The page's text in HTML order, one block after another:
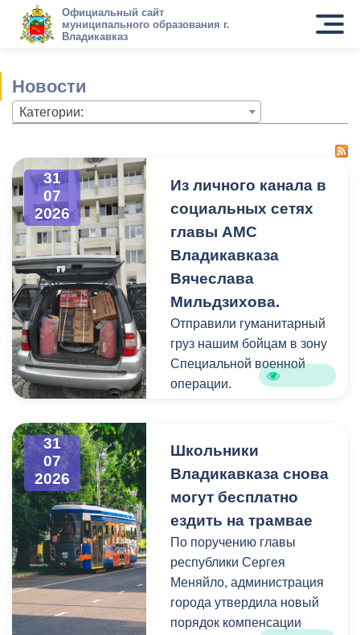
Официальный сайт
муниципального образования г.
Владикавказ
Новости
Категории:
31
07
2026
Из личного канала в
социальных сетях
главы АМС
Владикавказа
Вячеслава
Мильдзихова.
Отправили гуманитарный
груз нашим бойцам в зону
Специальной военной
операции.
газовые баллоны,
теплые одеяла.
Хочу поблагодарить
нашего земляка,
бизнесмена Казбека
Колхидова и руководителя
Северо-Осетинского
отделения студенческих
31
07
2026
Школьники
Владикавказа снова
могут бесплатно
ездить на трамвае
По поручению главы
республики Сергея
Меняйло, администрация
города утвердила новый
порядок компенсации